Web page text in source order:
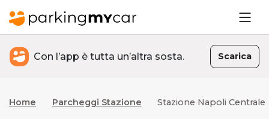
Con l’app è tutta un’altra sosta. Scarica
Home Parcheggi Stazione Stazione Napoli Centrale